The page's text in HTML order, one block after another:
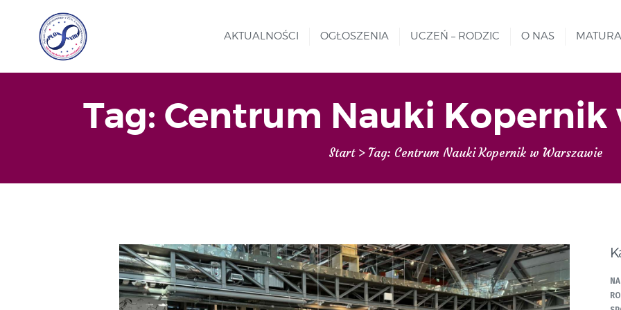
AKTUALNOŚCI OGŁOSZENIA UCZEŃ – RODZIC O NAS MATURA
Tag: Centrum Nauki Kopernik
Start Tag: Centrum Nauki Kopernik w Warszawie
Liceum nr VIII Opole
REKRUTACJA
PROJEKTY
GALERIA ZDJĘĆ